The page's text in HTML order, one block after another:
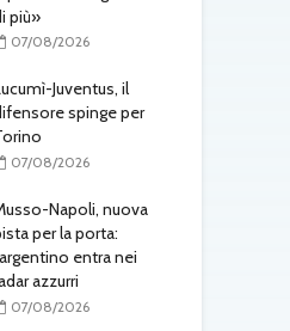
più»
07/08/2026
Juventus, il
spinge per
07/08/2026
Napoli, nuova
per la porta:
entra nei
azzurri
07/08/2026